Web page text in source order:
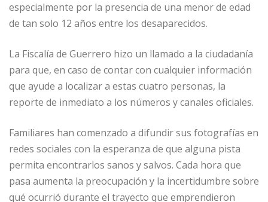
especialmente por la presencia de una menor de edad
de tan solo 12 años entre los desaparecidos.
La Fiscalía de Guerrero hizo un llamado a la ciudadanía
para que, en caso de contar con cualquier información
que ayude a localizar a estas cuatro personas, la
reporte de inmediato a los números y canales oficiales.
Familiares han comenzado a difundir sus fotografías en
redes sociales con la esperanza de que alguna pista
permita encontrarlos sanos y salvos. Cada hora que
pasa aumenta la preocupación y la incertidumbre sobre
qué ocurrió durante el trayecto que emprendieron